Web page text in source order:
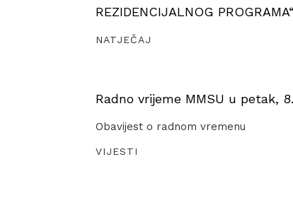
REZIDENCIJALNOG PROGRAMA“
NATJEČAJ
Radno vrijeme MMSU u petak,
Obavijest o radnom vremenu
VIJESTI